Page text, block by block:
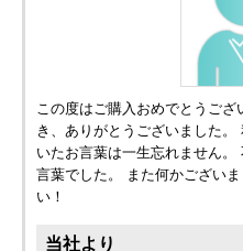
この度はご購入おめでとうご
き、ありがとうございました
いたお言葉は一生忘れません
言葉でした。 また何かござい
い！
当社より